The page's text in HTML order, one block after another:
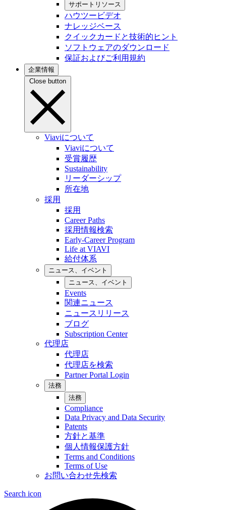
サポートリソース
ハウツービデオ
ナレッジベース
クイックカードと技術的ヒント
ソフトウェアのダウンロード
保証およびご利用規約
企業情報
Close button
Viaviについて
Viaviについて
受賞履歴
Sustainability
リーダーシップ
所在地
採用
採用
Career Paths
採用情報検索
Early-Career Program
Life at VIAVI
給付体系
ニュース、イベント
ニュース、イベント
Events
関連ニュース
ニュースリリース
ブログ
Subscription Center
代理店
代理店
代理店を検索
Partner Portal Login
法務
法務
Compliance
Data Privacy and Data Security
Patents
方針と基準
個人情報保護方針
Terms and Conditions
Terms of Use
お問い合わせ先検索
Search icon